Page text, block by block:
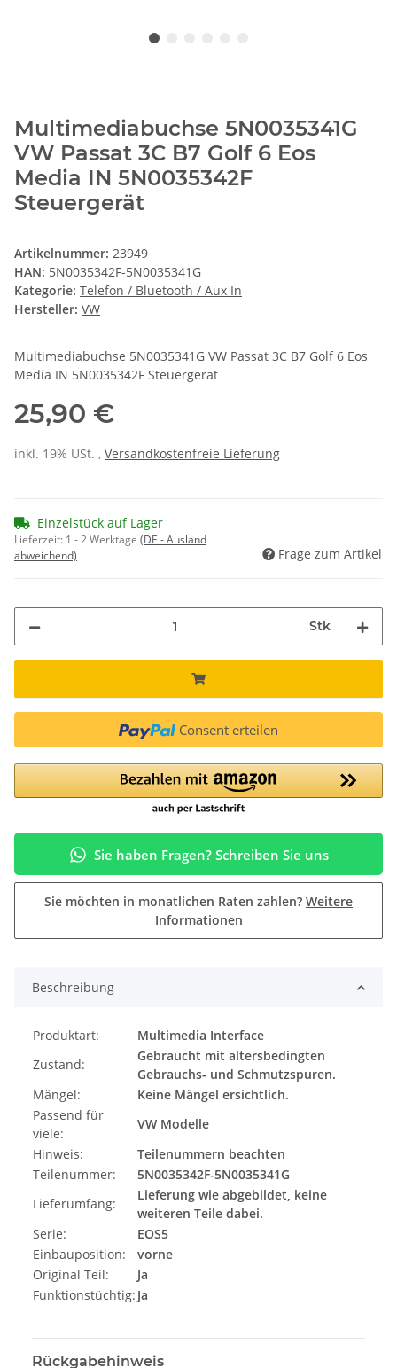
Multimediabuchse 5N0035341G
VW Passat 3C B7 Golf 6 Eos
Media IN 5N0035342F
Steuergerät
Artikelnummer: 23949
HAN: 5N0035342F-5N0035341G
Kategorie: Telefon / Bluetooth / Aux In
Hersteller: VW
Multimediabuchse 5N0035341G VW Passat 3C B7 Golf 6 Eos
Media IN 5N0035342F Steuergerät
25,90 €
inkl. 19% USt. , Versandkostenfreie Lieferung
Einzelstück auf Lager
Lieferzeit: 1 - 2 Werktage (DE - Ausland
abweichend)
Frage zum Artikel
Stk
Consent erteilen
Sie haben Fragen? Schreiben Sie uns
Sie möchten in monatlichen Raten zahlen? Weitere
Informationen
Beschreibung
Produktart:
Multimedia Interface
Zustand:
Gebraucht mit altersbedingten
Gebrauchs- und Schmutzspuren.
Mängel:
Keine Mängel ersichtlich.
Passend für
viele:
VW Modelle
Hinweis:
Teilenummern beachten
Teilenummer:
5N0035342F-5N0035341G
Lieferumfang:
Lieferung wie abgebildet, keine
weiteren Teile dabei.
Serie:
EOS5
Einbauposition:
vorne
Original Teil:
Ja
Funktionstüchtig: Ja
Rückgabehinweis